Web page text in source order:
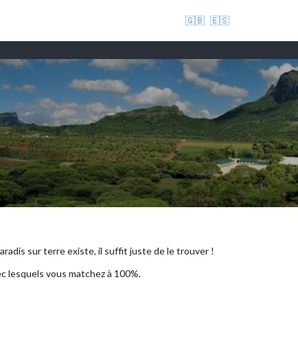
🇬🇧 🇪🇸
sur terre existe, il suffit juste de le trouver !
lesquels vous matchez à 100%.